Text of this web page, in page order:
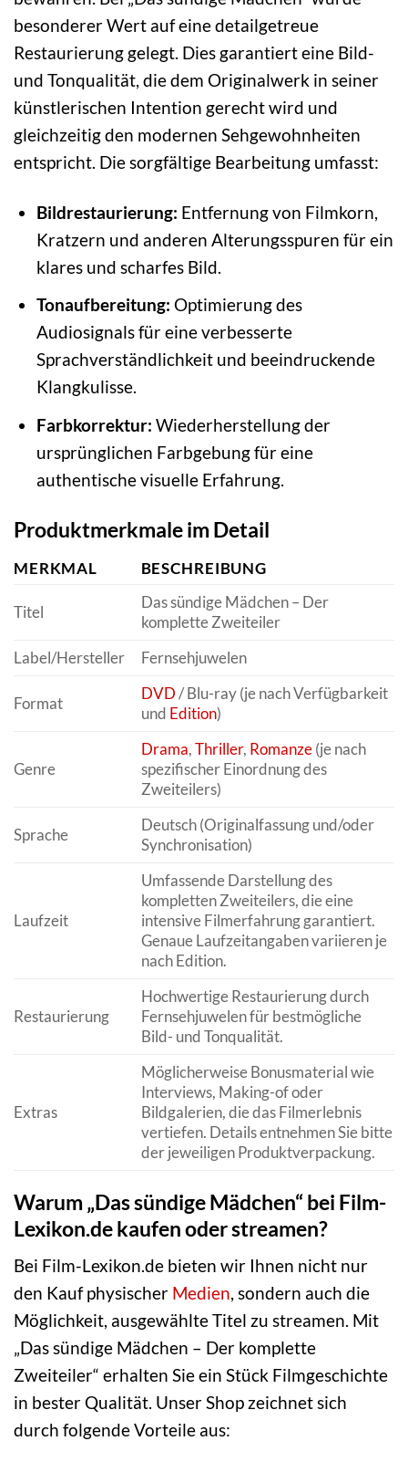
besonderer Wert auf eine detailgetreue
Restaurierung gelegt. Dies garantiert eine Bild-
und Tonqualität, die dem Originalwerk in seiner
künstlerischen Intention gerecht wird und
gleichzeitig den modernen Sehgewohnheiten
entspricht. Die sorgfältige Bearbeitung umfasst:
Bildrestaurierung: Entfernung von Filmkorn,
Kratzern und anderen Alterungsspuren für ein
klares und scharfes Bild.
Tonaufbereitung: Optimierung des
Audiosignals für eine verbesserte
Sprachverständlichkeit und beeindruckende
Klangkulisse.
Farbkorrektur: Wiederherstellung der
ursprünglichen Farbgebung für eine
authentische visuelle Erfahrung.
Produktmerkmale im Detail
MERKMAL BESCHREIBUNG
Titel
Das sündige Mädchen – Der
komplette Zweiteiler
Label/Hersteller
Fernsehjuwelen
Format
DVD/ Blu-ray (je nach Verfügbarkeit
und Edition)
Genre
Drama,Thriller, Romanze(je nach
spezifischer Einordnung des
Zweiteilers)
Sprache
Deutsch (Originalfassung und/oder
Synchronisation)
Laufzeit
Umfassende Darstellung des
kompletten Zweiteilers, die eine
intensive Filmerfahrung garantiert.
Genaue Laufzeitangaben variieren je
nach Edition.
Restaurierung
Hochwertige Restaurierung durch
Fernsehjuwelen für bestmögliche
Bild- und Tonqualität.
Extras
Möglicherweise Bonusmaterial wie
Interviews, Making-of oder
Bildgalerien, die das Filmerlebnis
vertiefen. Details entnehmen Sie bitte
der jeweiligen Produktverpackung.
Warum „Das sündige Mädchen“ bei Film-
Lexikon.de kaufen oder streamen?
Bei Film-Lexikon.de bieten wir Ihnen nicht nur
den Kauf physischer Medien, sondern auch die
Möglichkeit, ausgewählte Titel zu streamen. Mit
„Das sündige Mädchen – Der komplette
Zweiteiler“ erhalten Sie ein Stück Filmgeschichte
in bester Qualität. Unser Shop zeichnet sich
durch folgende Vorteile aus: